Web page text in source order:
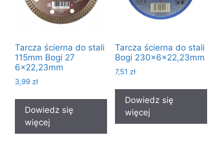
Tarcza ścierna do stali
115mm Bogi 27
6×22,23mm
3,99 zł
Dowiedz się
więcej
Tarcza ścierna do stali
Bogi 230x6x22,23mm
7,51 zł
Dowiedz się
więcej